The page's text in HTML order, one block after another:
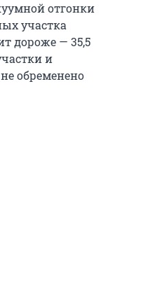
отгонки
участка
дороже — 35,5
и
обременено